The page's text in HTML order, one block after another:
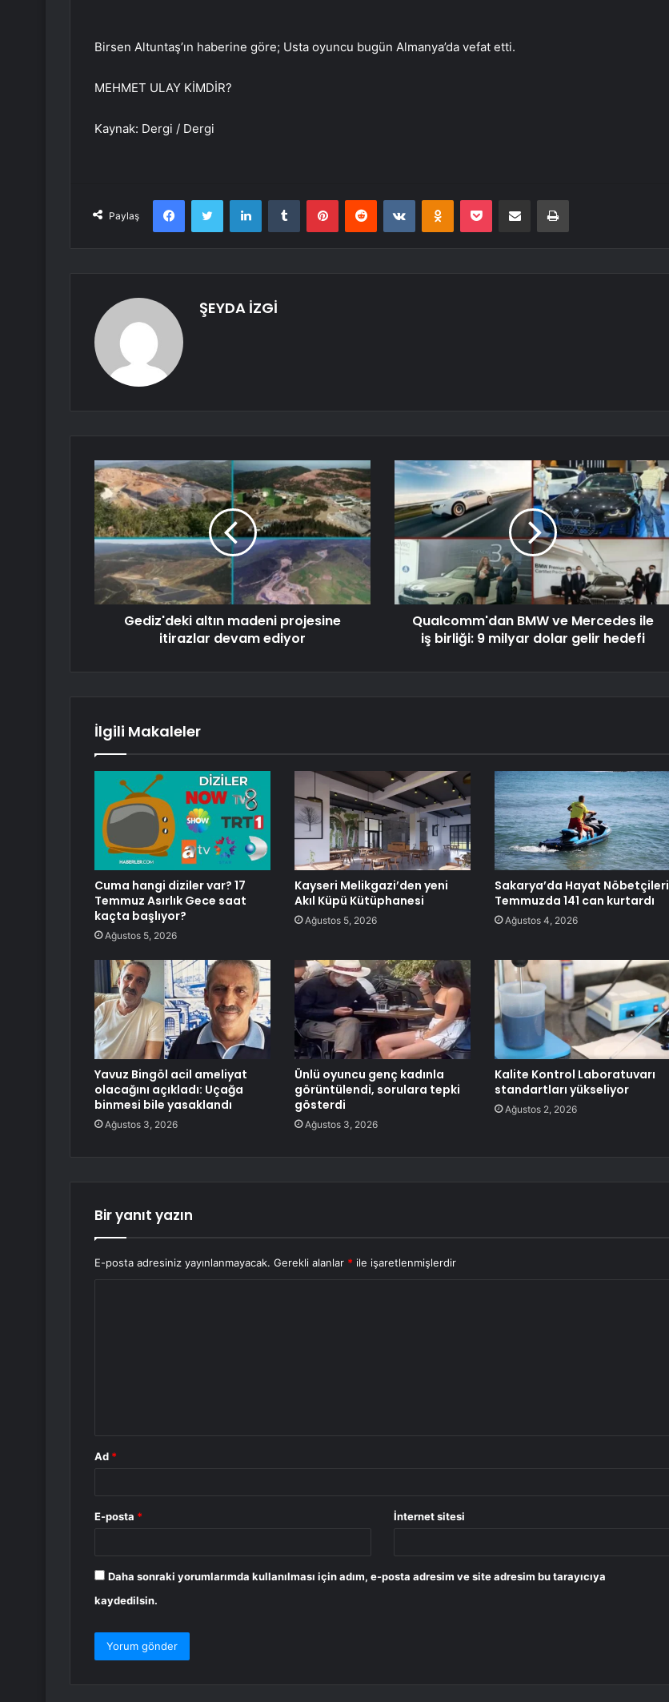
Birsen Altuntaş’ın haberine göre; Usta oyuncu bugün Almanya’da vefat etti.
MEHMET ULAY KİMDİR?
Kaynak: Dergi / Dergi
Paylaş
FacebookTwitter LinkedInTumblr PinterestReddit VKontakteOdnoklassniki
Pocket E-Posta ile paylaş Yazdır
ŞEYDA İZGİ
Gediz'deki altın madeni projesine
itirazlar devam ediyor
Qualcomm'dan BMW ve Mercedes ile
iş birliği: 9 milyar dolar gelir hedefi
İlgili Makaleler
Cuma hangi diziler var? 17
Temmuz Asırlık Gece saat
kaçta başlıyor?
Ağustos 5, 2026
Kayseri Melikgazi’den yeni
Akıl Küpü Kütüphanesi
Ağustos 5, 2026
Sakarya’da Hayat Nöbetçileri
Temmuzda 141 can kurtardı
Ağustos 4, 2026
Yavuz Bingöl acil ameliyat
olacağını açıkladı: Uçağa
binmesi bile yasaklandı
Ağustos 3, 2026
Ünlü oyuncu genç kadınla
görüntülendi, sorulara tepki
gösterdi
Ağustos 3, 2026
Kalite Kontrol Laboratuvarı
standartları yükseliyor
Ağustos 2, 2026
Bir yanıt yazın
E-posta adresiniz yayınlanmayacak. Gerekli alanlar * ile işaretlenmişlerdir
Ad *
E-posta * İnternet sitesi
Daha sonraki yorumlarımda kullanılması için adım, e-posta adresim ve site adresim bu tarayıcıya
kaydedilsin.